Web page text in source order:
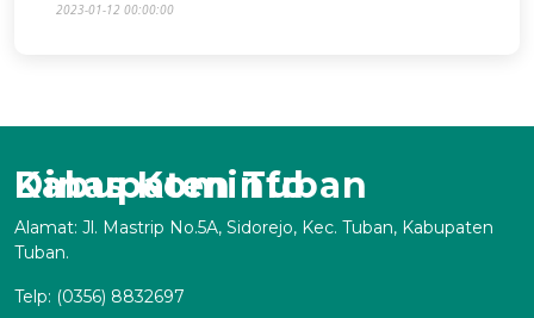
2023-01-12 00:00:00
Dinas Kominfo Kabupaten Tuban
Alamat: Jl. Mastrip No.5A, Sidorejo, Kec. Tuban, Kabupaten
Tuban.
Telp: (0356) 8832697